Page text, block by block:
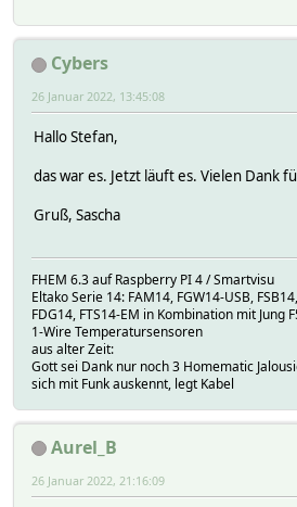
Cybers
26 Januar 2022, 13:45:08
Hallo Stefan,
das war es. Jetzt läuft es. Vielen Dank
Gruß, Sascha
FHEM 6.3 auf Raspberry PI 4 / Smartvisu
Eltako Serie 14: FAM14, FGW14-USB,
FDG14, FTS14-EM in Kombination mit Jung
1-Wire Temperatursensoren
aus alter Zeit:
Gott sei Dank nur noch 3 Homematic
sich mit Funk auskennt, legt Kabel
Aurel_B
26 Januar 2022, 21:16:09